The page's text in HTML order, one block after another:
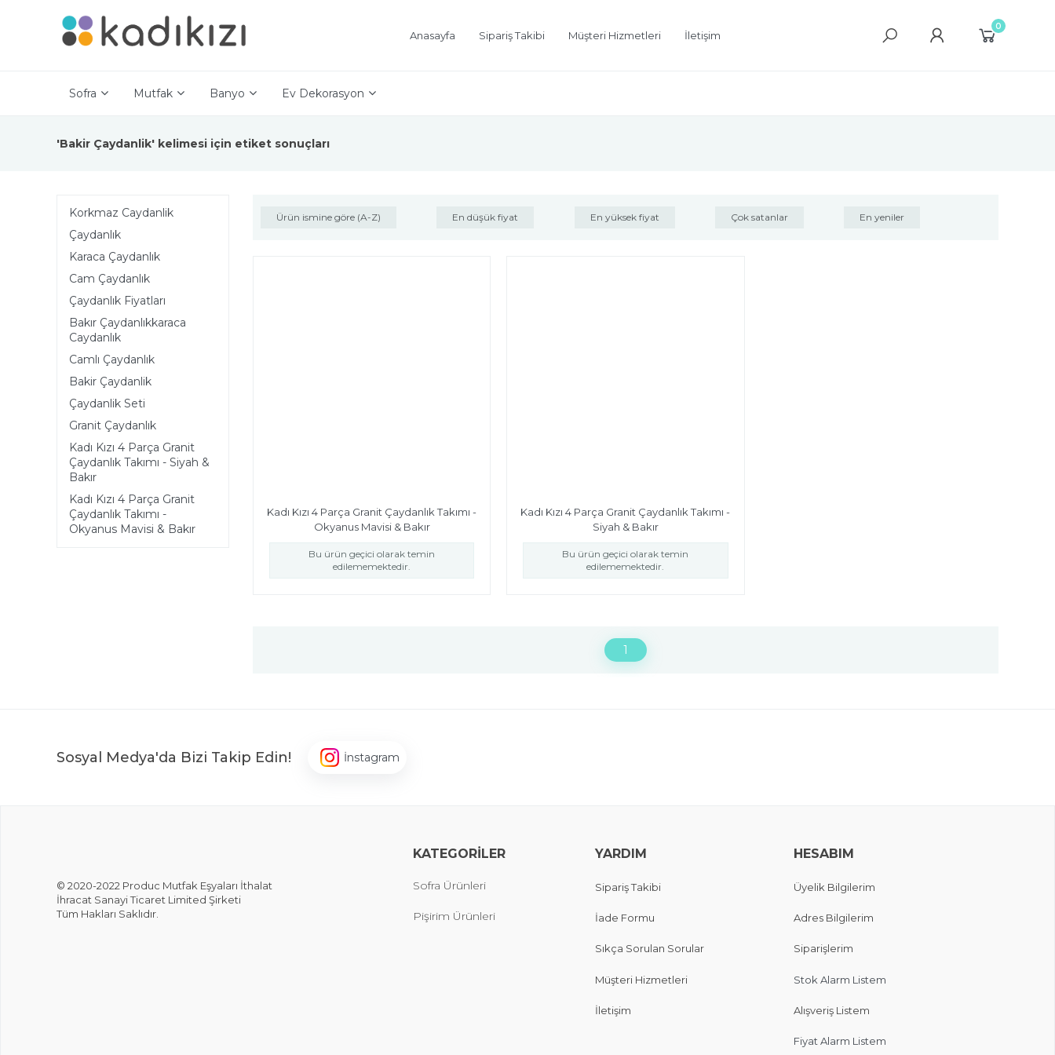
Anasayfa Sipariş Takibi Müşteri Hizmetleri İletişim
0
Sofra Mutfak Banyo Ev Dekorasyon
'Bakir Çaydanlik' kelimesi için etiket sonuçları
Korkmaz Caydanlik
Çaydanlık
Karaca Çaydanlık
Cam Çaydanlık
Çaydanlık Fiyatları
Bakır Çaydanlıkkaraca
Caydanlık
Camlı Çaydanlık
Bakir Çaydanlik
Çaydanlik Seti
Granit Çaydanlık
Kadı Kızı 4 Parça Granit
Çaydanlık Takımı - Siyah &
Bakır
Kadı Kızı 4 Parça Granit
Çaydanlık Takımı -
Okyanus Mavisi & Bakır
Ürün ismine göre (A-Z) En düşük fiyat En yüksek fiyat Çok satanlar En yeniler
Kadı Kızı 4 Parça Granit Çaydanlık Takımı -
Okyanus Mavisi & Bakır
Bu ürün geçici olarak temin
edilememektedir.
Kadı Kızı 4 Parça Granit Çaydanlık Takımı -
Siyah & Bakır
Bu ürün geçici olarak temin
edilememektedir.
1
Sosyal Medya'da Bizi Takip Edin! İnstagram
© 2020-2022 Produc Mutfak Eşyaları İthalat
İhracat Sanayi Ticaret Limited Şirketi
Tüm Hakları Saklıdır.
KATEGORİLER
Sofra Ürünleri
Pişirim Ürünleri
YARDIM
Sipariş Takibi
İade Formu
Sıkça Sorulan Sorular
Müşteri Hizmetleri
İletişim
HESABIM
Üyelik Bilgilerim
Adres Bilgilerim
Siparişlerim
Stok Alarm Listem
Alışveriş Listem
Fiyat Alarm Listem